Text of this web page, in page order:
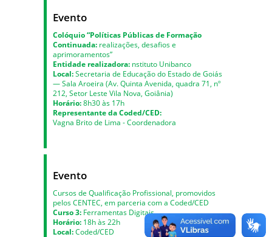
Evento
Colóquio “Políticas Públicas de Formação
Continuada: realizações, desafios e
aprimoramentos”
Entidade realizadora: nstituto Unibanco
Local:Secretaria de Educação do Estado de Goiás
— Sala Aroeira (Av. Quinta Avenida, quadra 71, nº
212, Setor Leste Vila Nova, Goiânia)
Horário:8h30 às 17h
Representante da Coded/CED:
Vagna Brito de Lima - Coordenadora
Evento
Cursos de Qualificação Profissional, promovidos
pelos CENTEC, em parceria com a Coded/CED
Curso 3: Ferramentas Digitais
Horário: 18h às 22h
Local:Coded/CED